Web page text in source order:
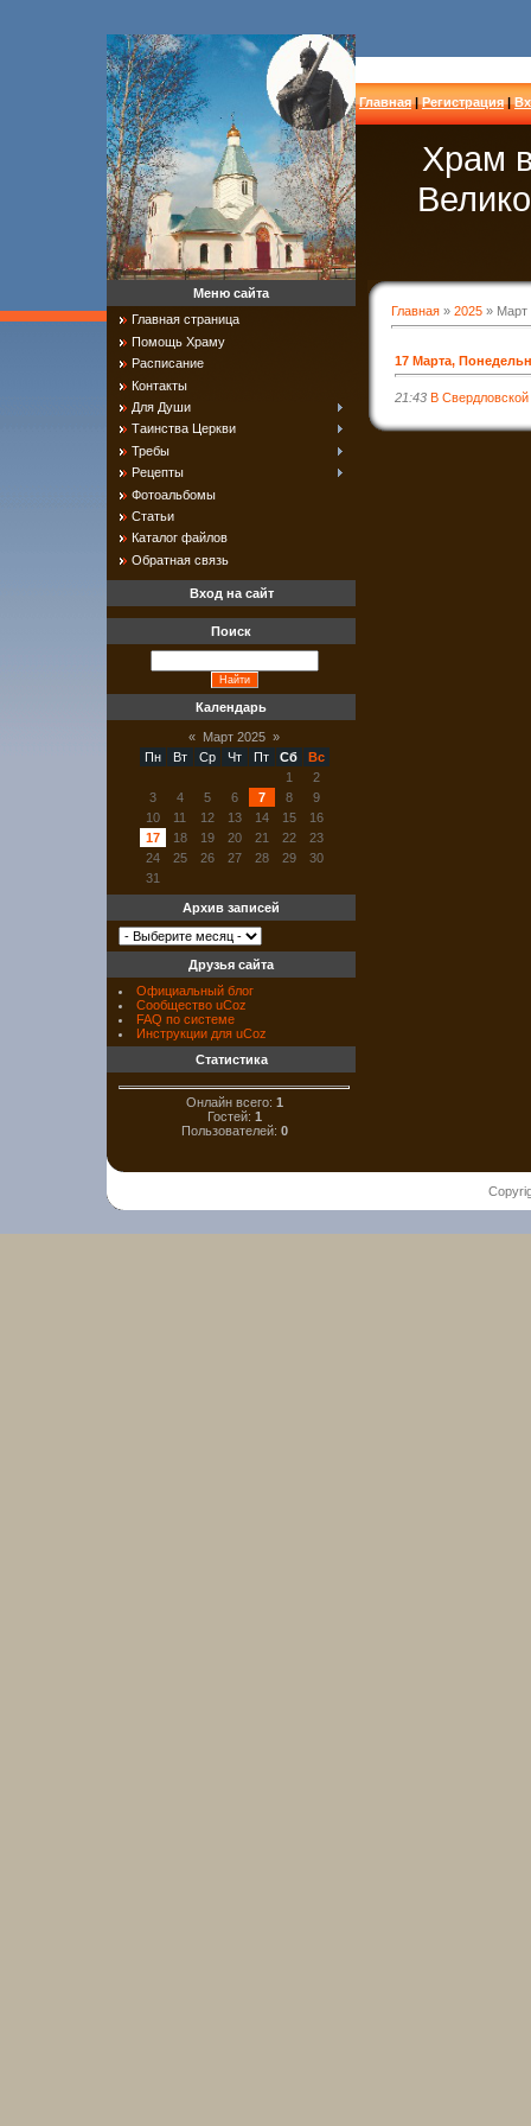
Главная|Регистрация|
Храм
Главная » 2025 » Март
17 Марта,
21:43 В Свердловской
Меню сайта
Главная страница
Помощь Храму
Расписание
Контакты
Для Души
Таинства Церкви
Требы
Рецепты
Фотоальбомы
Статьи
Каталог файлов
Обратная связь
Вход на сайт
Поиск
Календарь
« Март 2025 »
Пн
Вт Ср Чт Пт Сб
Вс
1
2
3
4 5 6 7 8
9
10
11 12 13 14 15
16
17
18 19 20 21 22
23
24
25 26 27 28 29
30
31
Архив записей
Друзья сайта
Официальный блог
Сообщество uCoz
FAQ по системе
Инструкции для uCoz
Статистика
Онлайн всего: 1
Гостей: 1
Пользователей: 0